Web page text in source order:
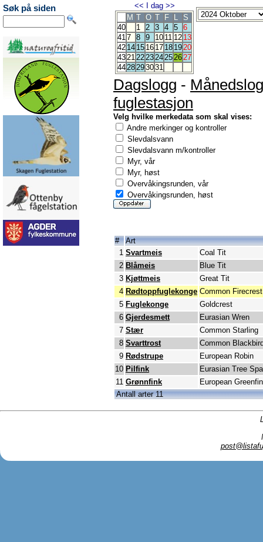
Søk på siden << I dag >>
M T O T F L
S
40
1 2 3 4 5 6
417 8 9 10 11 12 13
42 14 15 16 17 18 1920
4321222324252627
4428293031
Dagslogg -
fuglestasjon
Velg hvilke merkedata som skal vises:
Andre merkinger og kontroller
Slevdalsvann
Slevdalsvann m/kontroller
Myr, vår
Myr, høst
Overvåkingsrunden, vår
Overvåkingsrunden, høst
#
Art
1 Svartmeis
Coal Tit
2 Blåmeis
Blue Tit
3 Kjøttmeis
Great Tit
4 Rødtoppfuglekonge Common Firecrest
5 Fuglekonge
Goldcrest
6 Gjerdesmett
Eurasian Wren
7 Stær
Common Starling
8 Svarttrost
Common
9 Rødstrupe
European Robin
10 Pilfink
Eurasian Tree
11 Grønnfink
European
Antall arter 11